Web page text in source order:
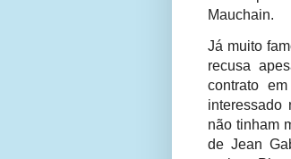
Mauchain.
Já muito
recusa
contrato
interessado
não tinham
de Jean